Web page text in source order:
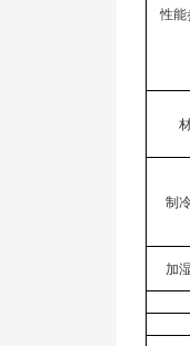
性能
制
加